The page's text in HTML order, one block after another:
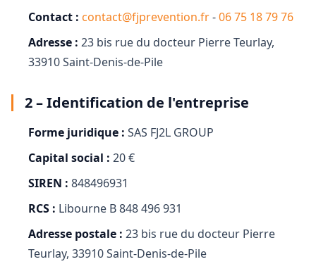
Contact : contact@fjprevention.fr-06 75 18 79 76
Adresse : 23 bis rue du docteur Pierre Teurlay,
33910 Saint-Denis-de-Pile
2 – Identification de l'entreprise
Forme juridique : SAS FJ2L GROUP
Capital social : 20 €
SIREN : 848496931
RCS : Libourne B 848 496 931
Adresse postale : 23 bis rue du docteur Pierre
Teurlay, 33910 Saint-Denis-de-Pile